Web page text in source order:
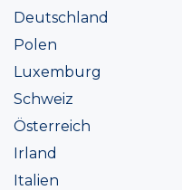
Deutschland
Polen
Luxemburg
Schweiz
Österreich
Irland
Italien